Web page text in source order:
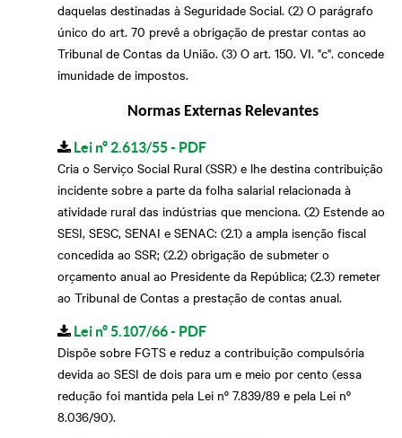
daquelas destinadas à Seguridade Social. (2) O parágrafo
único do art. 70 prevê a obrigação de prestar contas ao
Tribunal de Contas da União. (3) O art. 150. VI. "c". concede
imunidade de impostos.
Normas Externas Relevantes
Lei nº 2.613/55 - PDF
Cria o Serviço Social Rural (SSR) e lhe destina contribuição
incidente sobre a parte da folha salarial relacionada à
atividade rural das indústrias que menciona. (2) Estende ao
SESI, SESC, SENAI e SENAC: (2.1) a ampla isenção fiscal
concedida ao SSR; (2.2) obrigação de submeter o
orçamento anual ao Presidente da República; (2.3) remeter
ao Tribunal de Contas a prestação de contas anual.
Lei nº 5.107/66 - PDF
Dispõe sobre FGTS e reduz a contribuição compulsória
devida ao SESI de dois para um e meio por cento (essa
redução foi mantida pela Lei nº 7.839/89 e pela Lei nº
8.036/90).